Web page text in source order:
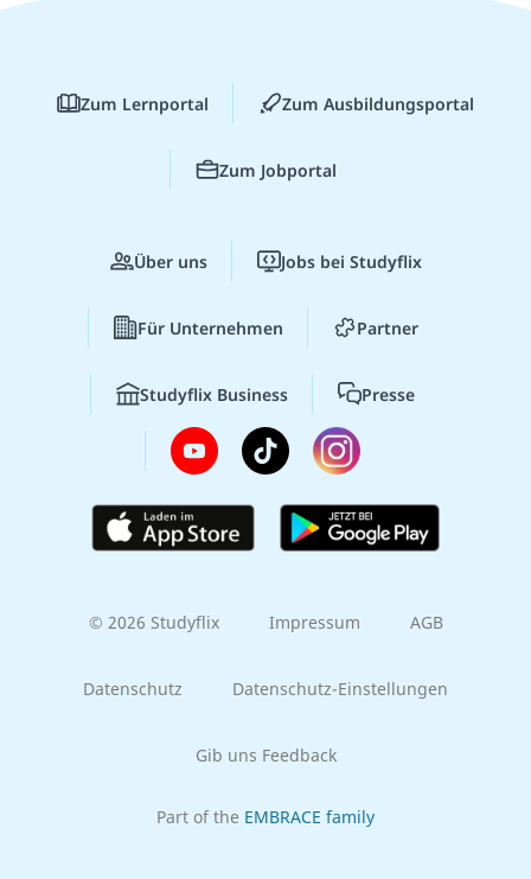
Zum Lernportal Zum Ausbildungsportal
Zum Jobportal
Über uns Jobs bei Studyflix
Für Unternehmen Partner
Studyflix Business Presse
© 2026 Studyflix Impressum AGB
Datenschutz Datenschutz-Einstellungen
Gib uns Feedback
Part of the EMBRACE family